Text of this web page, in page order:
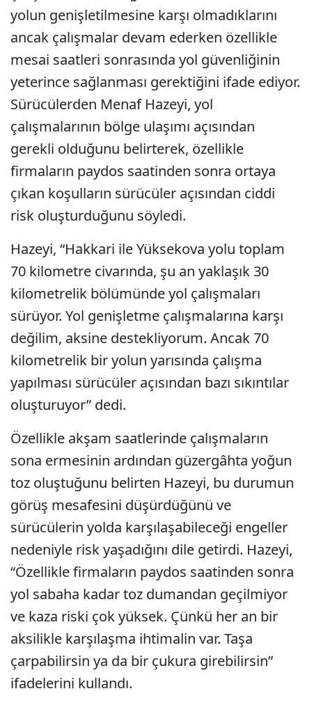
yolun genişletilmesine karşı olmadıklarını
ancak çalışmalar devam ederken özellikle
mesai saatleri sonrasında yol güvenliğinin
yeterince sağlanması gerektiğini ifade ediyor.
Sürücülerden Menaf Hazeyi, yol
çalışmalarının bölge ulaşımı açısından
gerekli olduğunu belirterek, özellikle
firmaların paydos saatinden sonra ortaya
çıkan koşulların sürücüler açısından ciddi
risk oluşturduğunu söyledi.
Hazeyi, “Hakkari ile Yüksekova yolu toplam
70 kilometre civarında, şu an yaklaşık 30
kilometrelik bölümünde yol çalışmaları
sürüyor. Yol genişletme çalışmalarına karşı
değilim, aksine destekliyorum. Ancak 70
kilometrelik bir yolun yarısında çalışma
yapılması sürücüler açısından bazı sıkıntılar
oluşturuyor” dedi.
Özellikle akşam saatlerinde çalışmaların
sona ermesinin ardından güzergâhta yoğun
toz oluştuğunu belirten Hazeyi, bu durumun
görüş mesafesini düşürdüğünü ve
sürücülerin yolda karşılaşabileceği engeller
nedeniyle risk yaşadığını dile getirdi. Hazeyi,
“Özellikle firmaların paydos saatinden sonra
yol sabaha kadar toz dumandan geçilmiyor
ve kaza riski çok yüksek. Çünkü her an bir
aksilikle karşılaşma ihtimalin var. Taşa
çarpabilirsin ya da bir çukura girebilirsin”
ifadelerini kullandı.